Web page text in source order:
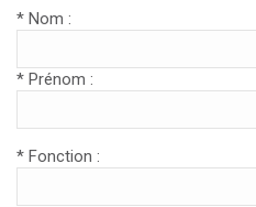
* Nom :
* Prénom :
* Fonction :